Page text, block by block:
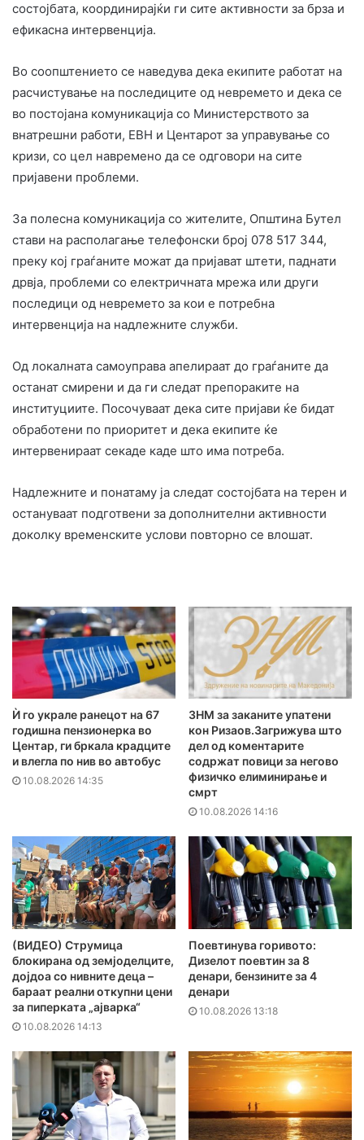
состојбата, координирајќи ги сите активности за брза и
ефикасна интервенција.
Во соопштението се наведува дека екипите работат на
расчистување на последиците од невремето и дека се
во постојана комуникација со Министерството за
внатрешни работи, ЕВН и Центарот за управување со
кризи, со цел навремено да се одговори на сите
пријавени проблеми.
За полесна комуникација со жителите, Општина Бутел
стави на располагање телефонски број 078 517 344,
преку кој граѓаните можат да пријават штети, паднати
дрвја, проблеми со електричната мрежа или други
последици од невремето за кои е потребна
интервенција на надлежните служби.
Од локалната самоуправа апелираат до граѓаните да
останат смирени и да ги следат препораките на
институциите. Посочуваат дека сите пријави ќе бидат
обработени по приоритет и дека екипите ќе
интервенираат секаде каде што има потреба.
Надлежните и понатаму ја следат состојбата на терен и
остануваат подготвени за дополнителни активности
доколку временските услови повторно се влошат.
Ѝ го украле ранецот на 67
годишна пензионерка во
Центар, ги бркала крадците
и влегла по нив во автобус
10.08.2026 14:35
ЗНМ за заканите упатени
кон Ризаов.Загрижува што
дел од коментарите
содржат повици за негово
физичко елиминирање и
смрт
10.08.2026 14:16
(ВИДЕО) Струмица
блокирана од земјоделците,
дојдоа со нивните деца –
бараат реални откупни цени
за пиперката „ајварка“
10.08.2026 14:13
Поевтинува горивото:
Дизелот поевтин за 8
денари, бензините за 4
денари
10.08.2026 13:18